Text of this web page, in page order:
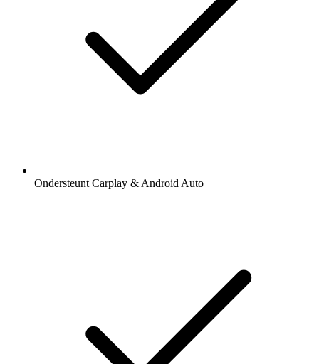
Ondersteunt Carplay & Android Auto